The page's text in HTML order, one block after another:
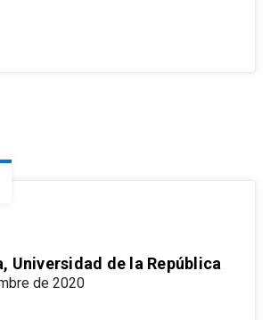
Universidad de la República
de 2020